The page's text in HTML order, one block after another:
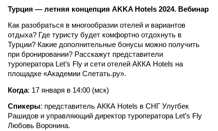
Турция — летняя концепция AKKA Hotels 2024. Вебинар
Как разобраться в многообразии отелей и вариантов
отдыха? Где туристу будет комфортно отдохнуть в
Турции? Какие дополнительные бонусы можно получить
при бронировании? Расскажут представители
туроператора Let’s Fly и сети отелей АККА Hotels на
площадке «Академии Слетать.ру».
Когда: 17 января в 14:00 (мск)
Спикеры: представитель АККА Hotels в СНГ Улугбек
Рашидов и управляющий директор туроператора Let’s Fly
Любовь Воронина.